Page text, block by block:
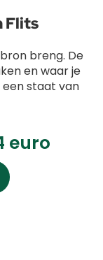
Flits
breng. De
en waar je
staat van
euro